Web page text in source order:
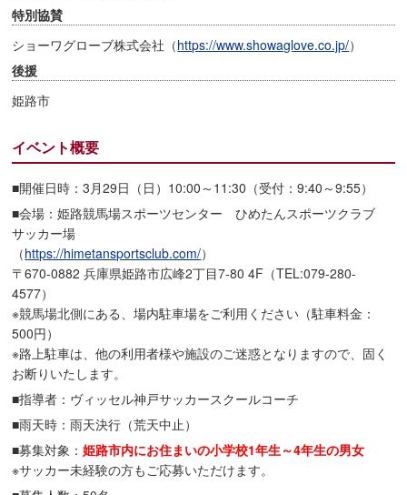
特別協賛
ショーワグローブ株式会社（https://www.showaglove.co.jp/）
後援
姫路市
イベント概要
■開催日時：3月29日（日）10:00～11:30（受付：9:40～9:55）
■会場：姫路競馬場スポーツセンター ひめたんスポーツクラブ
サッカー場
（https://himetansportsclub.com/）
〒670-0882 兵庫県姫路市広峰2丁目7-80 4F（TEL:079-280-
4577）
※競馬場北側にある、場内駐車場をご利用ください（駐車料金：
500円）
※路上駐車は、他の利用者様や施設のご迷惑となりますので、固く
お断りいたします。
■指導者：ヴィッセル神戸サッカースクールコーチ
■雨天時：雨天決行（荒天中止）
■募集対象：姫路市内にお住まいの小学校1年生～4年生の男女
※サッカー未経験の方もご応募いただけます。